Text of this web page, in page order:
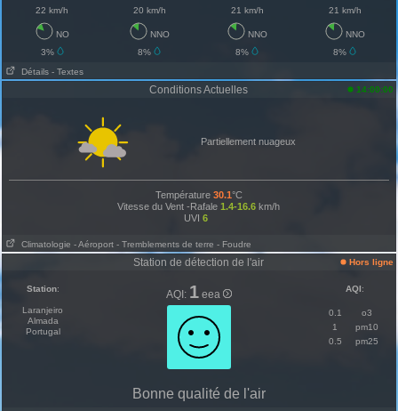
22 km/h 20 km/h 21 km/h 21 km/h
NO NNO NNO
NNO
3%
8% 8%
8%
Détails - Textes
Conditions Actuelles 14:00:00
Partiellement nuageux
Température 30.1°C
Vitesse du Vent -Rafale1.4-16.6 km/h
UVI6
Climatologie - Aéroport - Tremblements de terre - Foudre
Station de détection de l'air Hors ligne
Station:
Laranjeiro
Almada
Portugal
AQI: 1 eea AQI:
0.1
o3
1
pm10
0.5
pm25
Bonne qualité de l'air